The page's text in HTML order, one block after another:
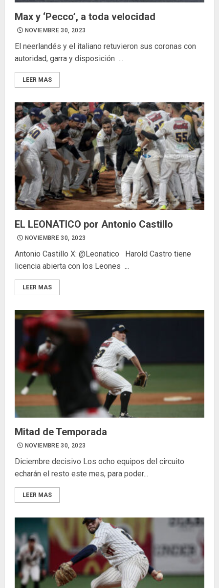
Max y ‘Pecco’, a toda velocidad
NOVIEMBRE 30, 2023
El neerlandés y el italiano retuvieron sus coronas con
autoridad, garra y disposición ...
LEER MAS
EL LEONATICO por Antonio Castillo
NOVIEMBRE 30, 2023
Antonio Castillo X: @Leonatico Harold Castro tiene
licencia abierta con los Leones ...
LEER MAS
Mitad de Temporada
NOVIEMBRE 30, 2023
Diciembre decisivo Los ocho equipos del circuito
echarán el resto este mes, para poder...
LEER MAS